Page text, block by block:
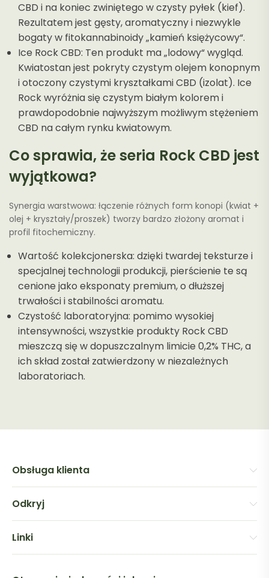
CBD i na koniec zwiniętego w czysty pyłek (kief).
Rezultatem jest gęsty, aromatyczny i niezwykle
bogaty w fitokannabinoidy „kamień księżycowy“.
Ice Rock CBD: Ten produkt ma „lodowy“ wygląd.
Kwiatostan jest pokryty czystym olejem konopnym
i otoczony czystymi kryształkami CBD (izolat). Ice
Rock wyróżnia się czystym białym kolorem i
prawdopodobnie najwyższym możliwym stężeniem
CBD na całym rynku kwiatowym.
Co sprawia, że seria Rock CBD jest
wyjątkowa?
Synergia warstwowa: łączenie różnych form konopi (kwiat +
olej + kryształy/proszek) tworzy bardzo złożony aromat i
profil fitochemiczny.
Wartość kolekcjonerska: dzięki twardej teksturze i
specjalnej technologii produkcji, pierścienie te są
cenione jako eksponaty premium, o dłuższej
trwałości i stabilności aromatu.
Czystość laboratoryjna: pomimo wysokiej
intensywności, wszystkie produkty Rock CBD
mieszczą się w dopuszczalnym limicie 0,2% THC, a
ich skład został zatwierdzony w niezależnych
laboratoriach.
Obsługa klienta
Odkryj
Linki